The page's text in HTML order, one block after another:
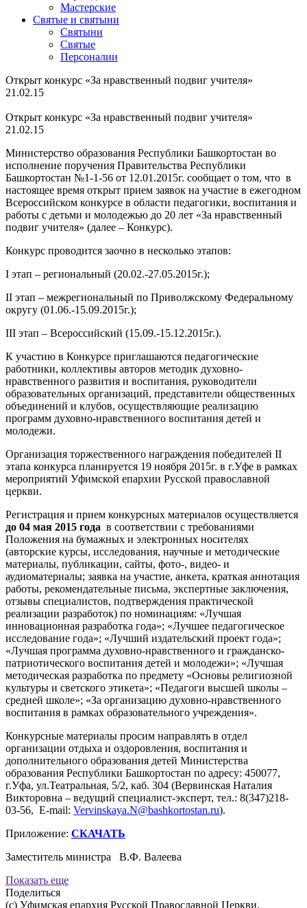
Мастерские
Святые и святыни
Cвятыни
Cвятые
Персоналии
Открыт конкурс «За нравственный подвиг учителя»
21.02.15
Открыт конкурс «За нравственный подвиг учителя»
21.02.15
Министерство образования Республики Башкортостан во
исполнение поручения Правительства Республики
Башкортостан №1-1-56 от 12.01.2015г. сообщает о том, что в
настоящее время открыт прием заявок на участие в ежегодном
Всероссийском конкурсе в области педагогики, воспитания и
работы с детьми и молодежью до 20 лет «За нравственный
подвиг учителя» (далее – Конкурс).
Конкурс проводится заочно в несколько этапов:
I этап – региональный (20.02.-27.05.2015г.);
II этап – межрегиональный по Приволжскому Федеральному
округу (01.06.-15.09.2015г.);
III этап – Всероссийский (15.09.-15.12.2015г.).
К участию в Конкурсе приглашаются педагогические
работники, коллективы авторов методик духовно-
нравственного развития и воспитания, руководители
образовательных организаций, представители общественных
объединений и клубов, осуществляющие реализацию
программ духовно-нравственного воспитания детей и
молодежи.
Организация торжественного награждения победителей II
этапа конкурса планируется 19 ноября 2015г. в г.Уфе в рамках
мероприятий Уфимской епархии Русской православной
церкви.
Регистрация и прием конкурсных материалов осуществляется
до 04 мая 2015 года в соответствии с требованиями
Положения на бумажных и электронных носителях
(авторские курсы, исследования, научные и методические
материалы, публикации, сайты, фото-, видео- и
аудиоматериалы; заявка на участие, анкета, краткая аннотация
работы, рекомендательные письма, экспертные заключения,
отзывы специалистов, подтверждения практической
реализации разработок) по номинациям: «Лучшая
инновационная разработка года»; «Лучшее педагогическое
исследование года»; «Лучший издательский проект года»;
«Лучшая программа духовно-нравственного и гражданско-
патриотического воспитания детей и молодежи»; «Лучшая
методическая разработка по предмету «Основы религиозной
культуры и светского этикета»; «Педагоги высшей школы –
средней школе»; «За организацию духовно-нравственного
воспитания в рамках образовательного учреждения».
Конкурсные материалы просим направлять в отдел
организации отдыха и оздоровления, воспитания и
дополнительного образования детей Министерства
образования Республики Башкортостан по адресу: 450077,
г.Уфа, ул.Театральная, 5/2, каб. 304 (Вервинская Наталия
Викторовна – ведущий специалист-эксперт, тел.: 8(347)218-
03-56, E-mail: Vervinskaya.N@bashkortostan.ru).
Приложение: СКАЧАТЬ
Заместитель министра В.Ф. Валеева
Показать еще
Поделиться
(с) Уфимская епархия Русской Православной Церкви.